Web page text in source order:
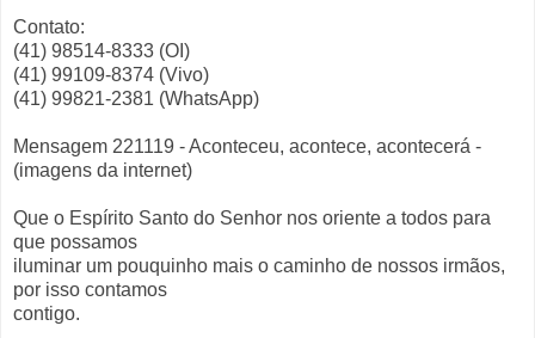
Contato:
(41) 98514-8333 (OI)
(41) 99109-8374 (Vivo)
(41) 99821-2381 (WhatsApp)
Mensagem 221119 - Aconteceu, acontece, acontecerá -
(imagens da internet)
Que o Espírito Santo do Senhor nos oriente a todos para
que possamos
iluminar um pouquinho mais o caminho de nossos irmãos,
por isso contamos
contigo.